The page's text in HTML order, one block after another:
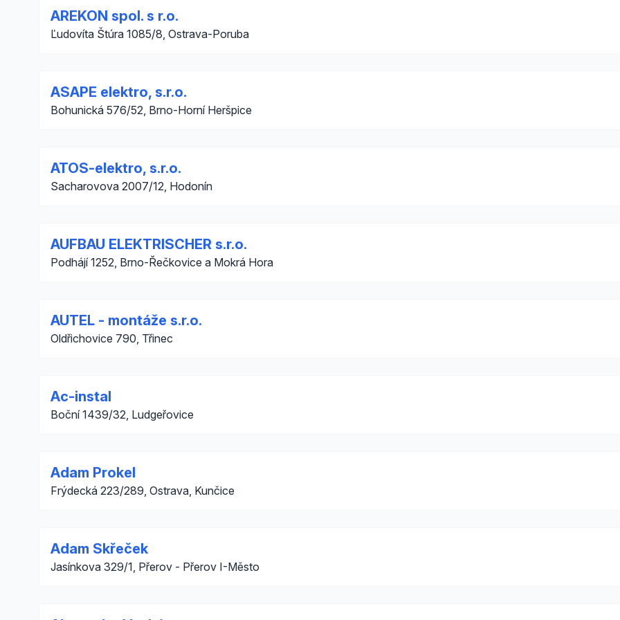
AREKON spol. s r.o.
Ľudovíta Štúra 1085/8, Ostrava-Poruba
ASAPE elektro, s.r.o.
Bohunická 576/52, Brno-Horní Heršpice
ATOS-elektro, s.r.o.
Sacharovova 2007/12, Hodonín
AUFBAU ELEKTRISCHER s.r.o.
Podhájí 1252, Brno-Řečkovice a Mokrá Hora
AUTEL - montáže s.r.o.
Oldřichovice 790, Třinec
Ac-instal
Boční 1439/32, Ludgeřovice
Adam Prokel
Frýdecká 223/289, Ostrava, Kunčice
Adam Skřeček
Jasínkova 329/1, Přerov - Přerov I-Město